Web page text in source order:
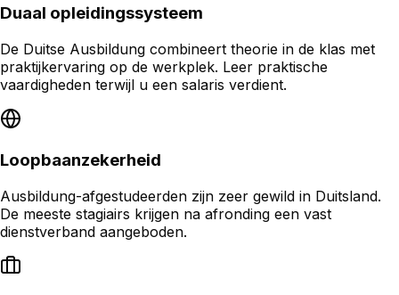
Duaal opleidingssysteem
De Duitse Ausbildung combineert theorie in de klas met
praktijkervaring op de werkplek. Leer praktische
vaardigheden terwijl u een salaris verdient.
Loopbaanzekerheid
Ausbildung-afgestudeerden zijn zeer gewild in Duitsland.
De meeste stagiairs krijgen na afronding een vast
dienstverband aangeboden.